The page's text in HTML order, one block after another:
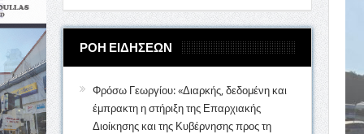
ΡΟΗ ΕΙΔΗΣΕΩΝ
Φρόσω Γεωργίου: «Διαρκής, δεδομένη και
έμπρακτη η στήριξη της Επαρχιακής
Διοίκησης και της Κυβέρνησης προς τη